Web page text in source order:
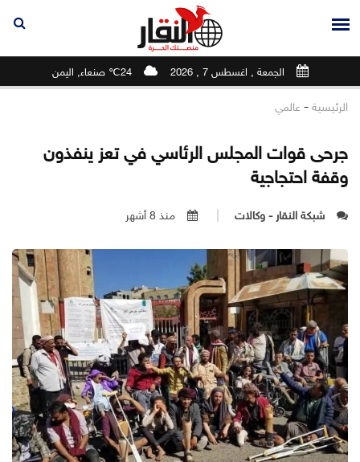
الجمعة , اغسطس 7 , 2026 24℃ صنعاء, اليمن
الرئيسية - عالمي
جرحى قوات المجلس الرئاسي في تعز ينفذون
وقفة احتجاجية
شبكة النقار - وكالات منذ 8 أشهر